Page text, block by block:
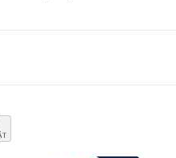
máy. Màng RO có khe lọc
hầu hết các vi khuẩn, virus,
bạc… để bổ sung khoáng,
mềm nước, hoặc chống tái